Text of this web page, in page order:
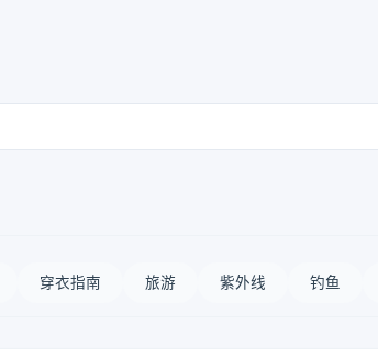
穿衣指南 旅游 紫外线 钓鱼